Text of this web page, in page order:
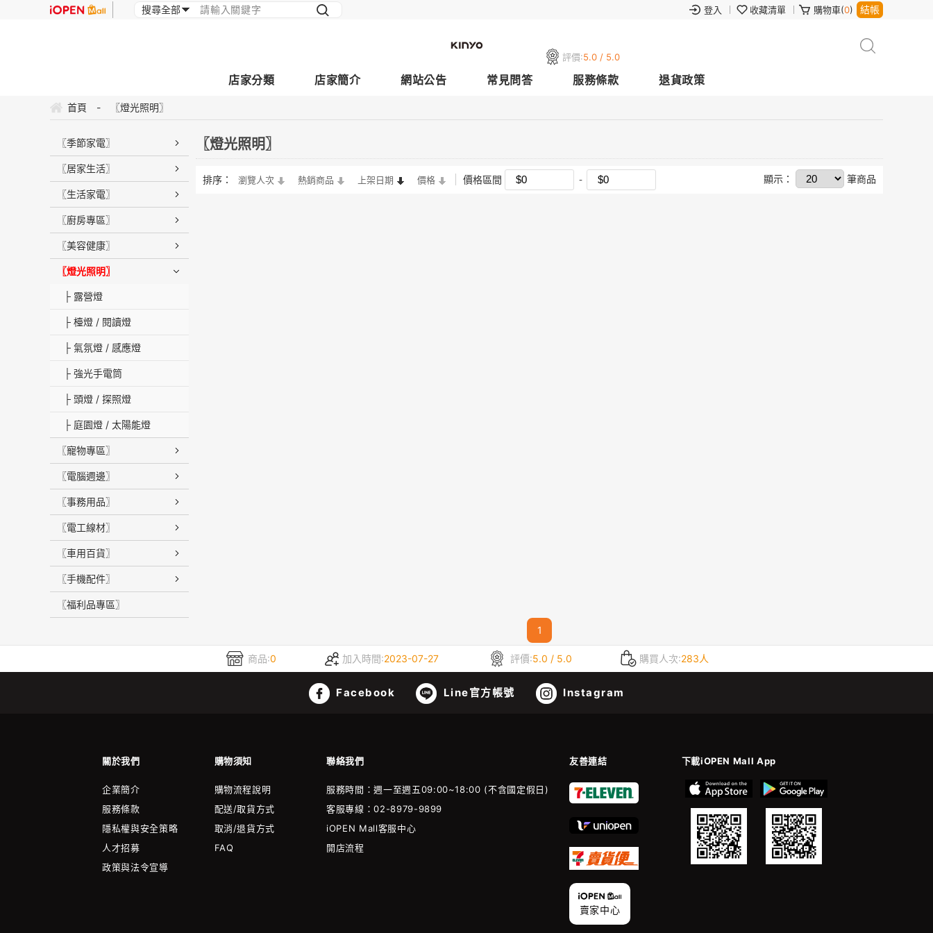
登入 收藏清單 購物車(0) 結帳
評價:5.0 / 5.0
店家分類 店家簡介 網站公告 常見問答 服務條款 退貨政策
首頁 - 〖燈光照明〗
〖季節家電〗
〖居家生活〗
〖生活家電〗
〖廚房專區〗
〖美容健康〗
〖燈光照明〗
├ 露營燈
├ 檯燈 / 閱讀燈
├ 氣氛燈 / 感應燈
├ 強光手電筒
├ 頭燈 / 探照燈
├ 庭園燈 / 太陽能燈
〖寵物專區〗
〖電腦週邊〗
〖事務用品〗
〖電工線材〗
〖車用百貨〗
〖手機配件〗
〖福利品專區〗
〖燈光照明〗
排序： 瀏覽人次 熱銷商品 上架日期 價格 價格區間 顯示： 筆商品
1
商品:0 加入時間:2023-07-27 評價:5.0 / 5.0 購買人次:283人
Facebook Line官方帳號 Instagram
關於我們 購物須知 聯絡我們 友善連結 下載iOPEN Mall App
企業簡介
服務條款
隱私權與安全策略
人才招募
政策與法令宣導
購物流程說明
配送/取貨方式
取消/退貨方式
FAQ
服務時間：週一至週五09:00~18:00 (不含國定假日)
客服專線：02-8979-9899
iOPEN Mall客服中心
開店流程
賣家中心